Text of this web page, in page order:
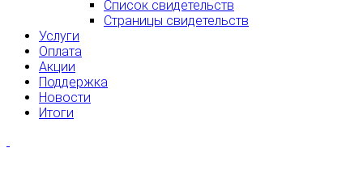
Список свидетельств
Страницы свидетельств
Услуги
Оплата
Акции
Поддержка
Новости
Итоги